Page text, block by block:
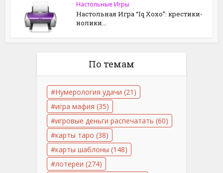
Настольные Игры
Настольная Игра “Iq Хохо”: крестики-
нолики...
По темам
Нумерология удачи (21)
игра мафия (35)
игровые деньги распечатать (60)
карты таро (38)
карты шаблоны (148)
лотереи (274)